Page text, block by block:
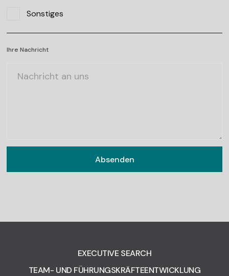
Sonstiges
Ihre Nachricht
EXECUTIVE SEARCH
TEAM- UND FÜHRUNGSKRÄFTEENTWICKLUNG